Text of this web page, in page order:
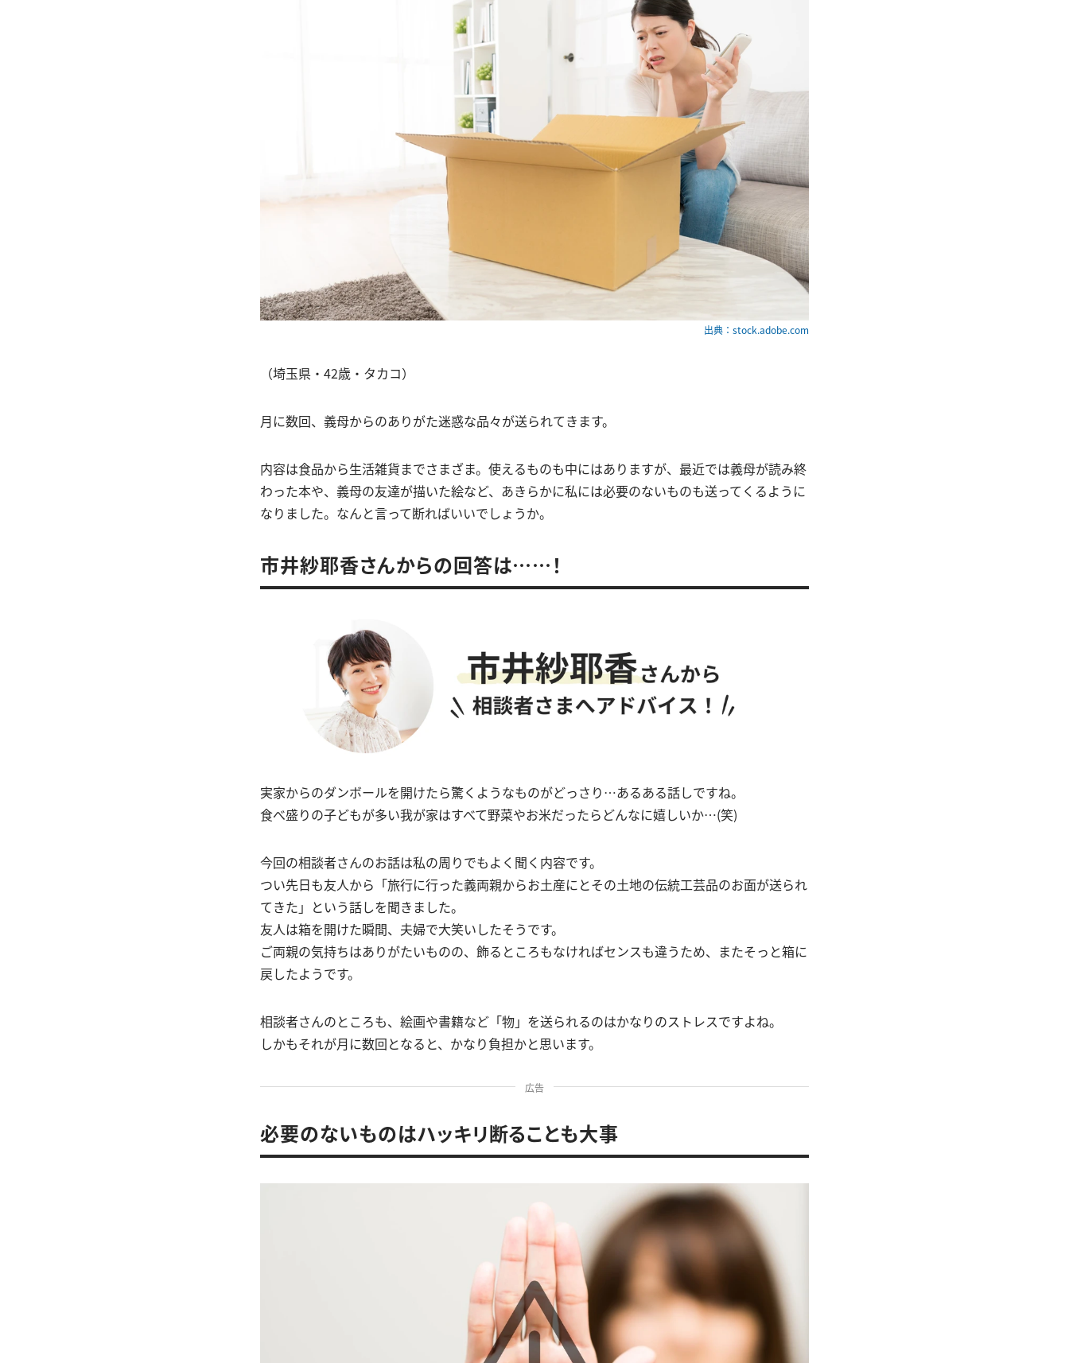
出典：stock.adobe.com
（埼玉県・42歳・タカコ）
月に数回、義母からのありがた迷惑な品々が送られてきます。
内容は食品から生活雑貨までさまざま。使えるものも中にはありますが、最近では義母が読み終
わった本や、義母の友達が描いた絵など、あきらかに私には必要のないものも送ってくるように
なりました。なんと言って断ればいいでしょうか。
市井紗耶香さんからの回答は……！
実家からのダンボールを開けたら驚くようなものがどっさり…あるある話しですね。
食べ盛りの子どもが多い我が家はすべて野菜やお米だったらどんなに嬉しいか…(笑)
今回の相談者さんのお話は私の周りでもよく聞く内容です。
つい先日も友人から「旅行に行った義両親からお土産にとその土地の伝統工芸品のお面が送られ
てきた」という話しを聞きました。
友人は箱を開けた瞬間、夫婦で大笑いしたそうです。
ご両親の気持ちはありがたいものの、飾るところもなければセンスも違うため、またそっと箱に
戻したようです。
相談者さんのところも、絵画や書籍など「物」を送られるのはかなりのストレスですよね。
しかもそれが月に数回となると、かなり負担かと思います。
広告
必要のないものはハッキリ断ることも大事